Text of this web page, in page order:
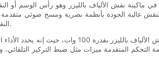
ماكينة نقش الألياف بالليزر وهو رأس الوسم أو
عالية الجودة بأنظمة بصرية ومسح ضوئي
النقش من خلال عوامل مثل سرعته ودقته ومتانته، حيث تتطلب النماذج الأكثر تقدمًا سعرًا أعلى.
يعد نظام التحكم أيضًا مكونًا حاسمًا في
التحكم المتقدمة ميزات مثل ضبط التركيز